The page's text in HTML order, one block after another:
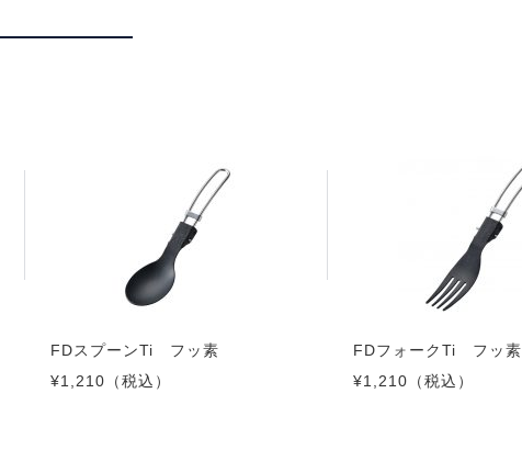
FDスプーンTi フッ素
¥1,210 （税込）
FDフォークTi フッ素
¥1,210 （税込）